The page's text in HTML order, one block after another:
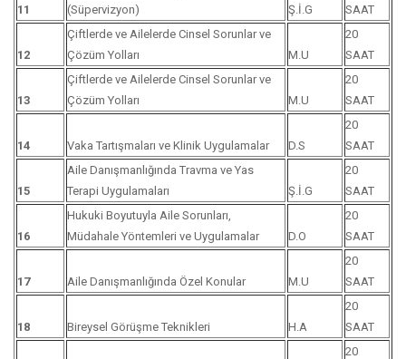
11
(Süpervizyon)
Ş.İ.G
SAAT
12
Çiftlerde ve Ailelerde Cinsel Sorunlar ve
Çözüm Yolları
M.U
20
SAAT
13
Çiftlerde ve Ailelerde Cinsel Sorunlar ve
Çözüm Yolları
M.U
20
SAAT
14 Vaka Tartışmaları ve Klinik Uygulamalar D.S
20
SAAT
15
Aile Danışmanlığında Travma ve Yas
Terapi Uygulamaları
Ş.İ.G
20
SAAT
16
Hukuki Boyutuyla Aile Sorunları,
Müdahale Yöntemleri ve Uygulamalar
D.O
20
SAAT
17 Aile Danışmanlığında Özel Konular M.U
20
SAAT
18 Bireysel Görüşme Teknikleri H.A
20
SAAT
20